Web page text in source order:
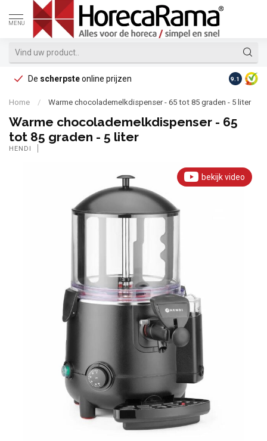
MENU
De scherpsteonline prijzen Op
9.1
Home / Warme chocolademelkdispenser - 65 tot 85 graden - 5 liter
Warme chocolademelkdispenser - 65
tot 85 graden - 5 liter
HENDI
bekijk video